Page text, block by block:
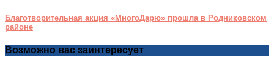
Благотворительная акция «МногоДарю» прошла в Родниковском
районе
Возможно вас заинтересует